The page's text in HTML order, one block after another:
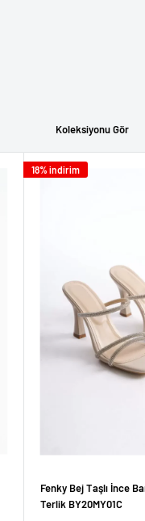
Koleksiyonu Gör
18% indirim
Fenky Bej Taşlı İnce
Terlik BY20MY01C